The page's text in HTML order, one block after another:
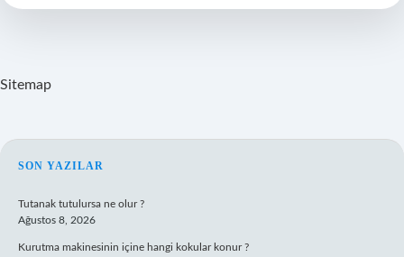
Sitemap
SIDEBAR
SON YAZILAR
Tutanak tutulursa ne olur ?
Ağustos 8, 2026
Kurutma makinesinin içine hangi kokular konur ?